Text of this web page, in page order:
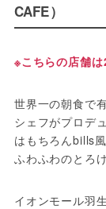
CAFE）
※こちらの店舗
世界一の朝食で
シェフがプロデ
はもちろんbills
ふわふわのとろ
イオンモール羽